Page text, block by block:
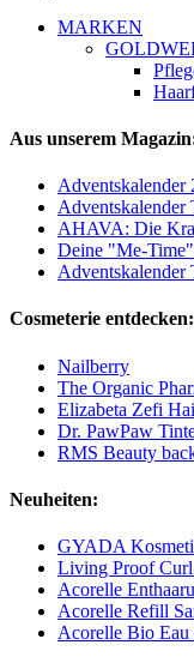
MARKEN
Aus unserem
Adventskalender
Adventskalender
AHAVA: Die
Deine "Me-
Adventskalender
Cosmeterie entdecken:
Nailberry
The Organic
Elizabeta Zefi
Dr. PawPaw
RMS Beauty
Neuheiten:
GYADA
Living Proof
Acorelle
Acorelle Refill
Acorelle Bio Eau